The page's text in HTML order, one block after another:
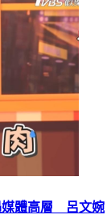
媒體高層 呂文婉